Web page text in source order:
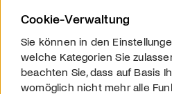
Cookie-Verwaltung
Sie können in den
welche Kategorien Sie
beachten Sie, dass auf Basis
womöglich nicht mehr alle